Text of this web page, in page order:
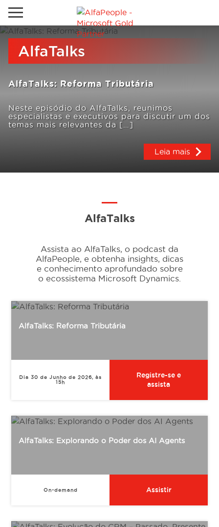
AlfaTalks
AlfaTalks: Reforma Tributária
Neste episódio do AlfaTalks, reunimos
especialistas e executivos para discutir um dos
temas mais relevantes da […]
Leia mais
AlfaTalks
Assista ao AlfaTalks, o podcast da
AlfaPeople, e obtenha insights, dicas
e conhecimento aprofundado sobre
o ecossistema Microsoft Dynamics.
AlfaTalks: Reforma Tributária
Dia 30 de Junho de 2026, às
15h
Registre-se e
assista
AlfaTalks: Explorando o Poder dos AI Agents
On-demand Assistir
Soluções
Clientes
Eventos
Conteúdos
Carreiras
Telefone Email
Sites Internacionais
Canadá
Estados Unidos